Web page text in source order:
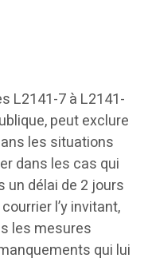
L2141-7 à L2141-
peut exclure
les situations
dans les cas qui
un délai de 2 jours
l’y invitant,
les mesures
qui lui